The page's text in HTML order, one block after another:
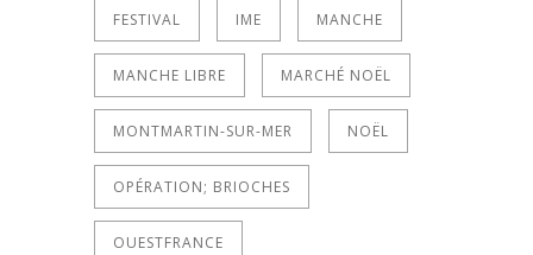
FESTIVAL IME MANCHE
MANCHE LIBRE MARCHÉ NOËL
MONTMARTIN-SUR-MER NOËL
OPÉRATION; BRIOCHES
OUESTFRANCE